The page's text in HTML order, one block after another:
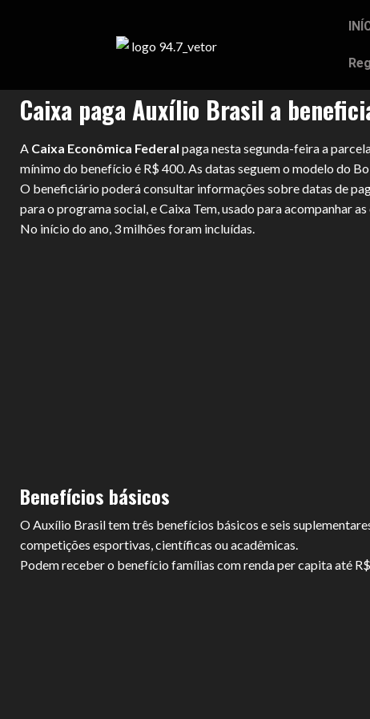
Caixa paga Auxílio Brasil a
A Caixa Econômica Federal paga nesta segunda-feira a
mínimo do benefício é R$ 400. As datas seguem o modelo do
O beneficiário poderá consultar informações sobre datas de
para o programa social, e Caixa Tem, usado para acompanhar
No início do ano, 3 milhões foram incluídas.
Benefícios básicos
O Auxílio Brasil tem três benefícios básicos e seis
competições esportivas, científicas ou acadêmicas.
Podem receber o benefício famílias com renda per capita até